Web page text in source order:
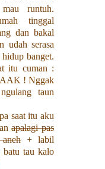
runtuh.
tinggal
dan bakal
udah serasa
banget.
itu cuman :
! Nggak
taun
saat itu aku
apalagi pas
+ labil
batu tau kalo